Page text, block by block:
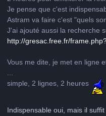
Je pense que c'est
Astram va faire c'est "quels
J'ai ajouté aussi la recherche
http://gresac.free.fr/
Vous me dite, je met en ligne
simple, 2 lignes, 2 heures
Indispensable oui, mais il